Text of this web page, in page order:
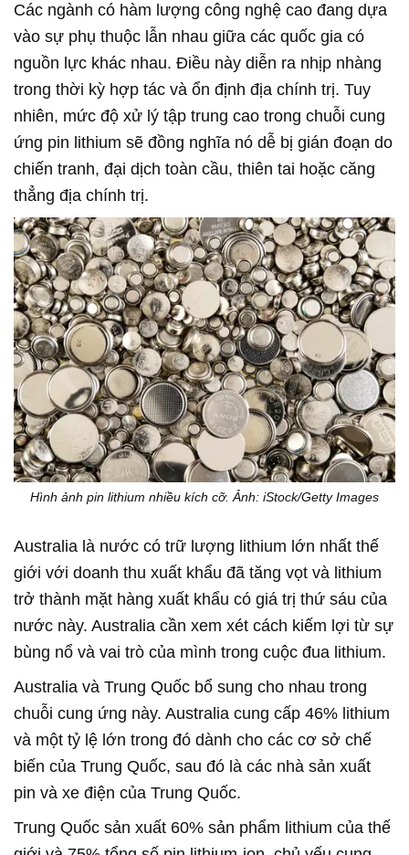
Các ngành có hàm lượng công nghệ cao đang dựa
vào sự phụ thuộc lẫn nhau giữa các quốc gia có
nguồn lực khác nhau. Điều này diễn ra nhịp nhàng
trong thời kỳ hợp tác và ổn định địa chính trị. Tuy
nhiên, mức độ xử lý tập trung cao trong chuỗi cung
ứng pin lithium sẽ đồng nghĩa nó dễ bị gián đoạn do
chiến tranh, đại dịch toàn cầu, thiên tai hoặc căng
thẳng địa chính trị.
Hình ảnh pin lithium nhiều kích cỡ. Ảnh: iStock/Getty Images
Australia là nước có trữ lượng lithium lớn nhất thế
giới với doanh thu xuất khẩu đã tăng vọt và lithium
trở thành mặt hàng xuất khẩu có giá trị thứ sáu của
nước này. Australia cần xem xét cách kiếm lợi từ sự
bùng nổ và vai trò của mình trong cuộc đua lithium.
Australia và Trung Quốc bổ sung cho nhau trong
chuỗi cung ứng này. Australia cung cấp 46% lithium
và một tỷ lệ lớn trong đó dành cho các cơ sở chế
biến của Trung Quốc, sau đó là các nhà sản xuất
pin và xe điện của Trung Quốc.
Trung Quốc sản xuất 60% sản phẩm lithium của thế